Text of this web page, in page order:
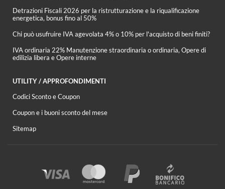
Detrazioni Fiscali 2026 per la ristrutturazione e la riqualificazione
energetica, bonus fino al 50%
Chi può usufruire IVA agevolata 4% o 10% per l'acquisto di beni finiti?
IVA ordinaria 22% Manutenzione straordinaria o ordinaria, Opere di
edilizia libera e Opere interne
UTILITY / APPROFONDIMENTI
Codici Sconto e Coupon
Coupon e i buoni sconto del mese
Sitemap